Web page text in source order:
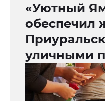
«Уютный
обеспечил
уличными